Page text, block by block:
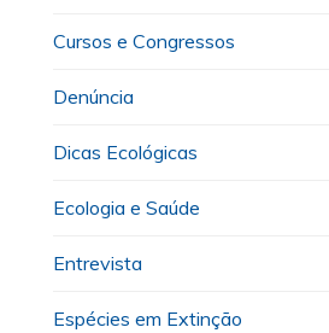
Cursos e Congressos
Denúncia
Dicas Ecológicas
Ecologia e Saúde
Entrevista
Espécies em Extinção